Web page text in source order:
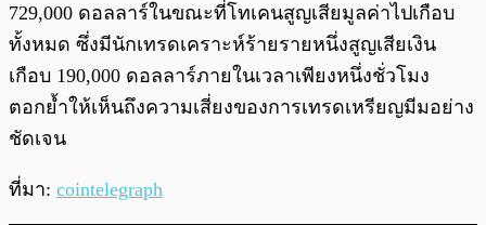
729,000 ดอลลาร์ในขณะที่โทเคนสูญเสียมูลค่าไปเกือบ
ทั้งหมด ซึ่งมีนักเทรดเคราะห์ร้ายรายหนึ่งสูญเสียเงิน
เกือบ 190,000 ดอลลาร์ภายในเวลาเพียงหนึ่งชั่วโมง
ตอกย้ำให้เห็นถึงความเสี่ยงของการเทรดเหรียญมีมอย่าง
ชัดเจน
ที่มา: cointelegraph